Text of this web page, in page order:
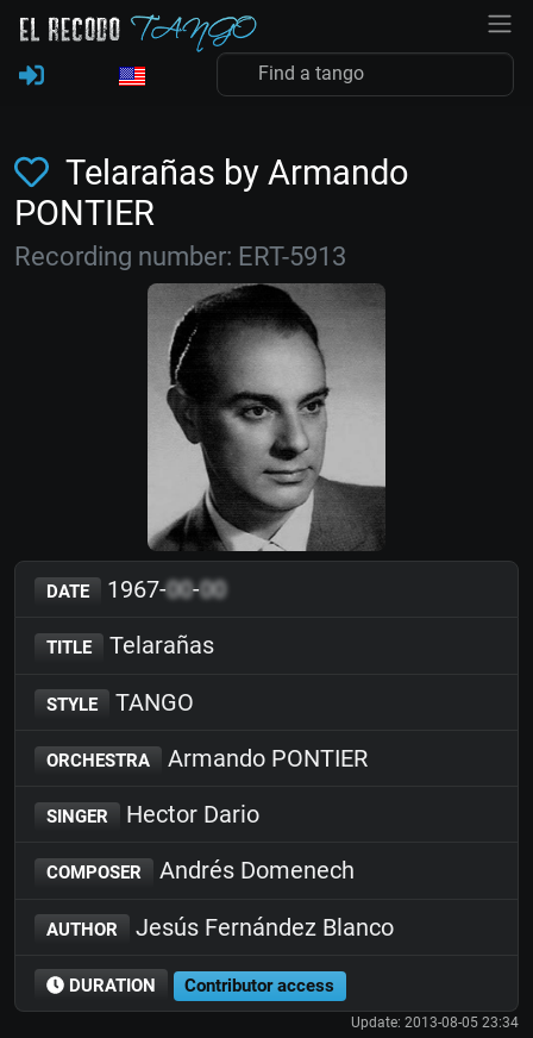
Telarañas by Armando
PONTIER
Recording number: ERT-5913
DATE 1967-00-00
TITLE Telarañas
STYLE TANGO
ORCHESTRA Armando PONTIER
SINGER Hector Dario
COMPOSER Andrés Domenech
AUTHOR Jesús Fernández Blanco
DURATION Contributor access
Update: 2013-08-05 23:34